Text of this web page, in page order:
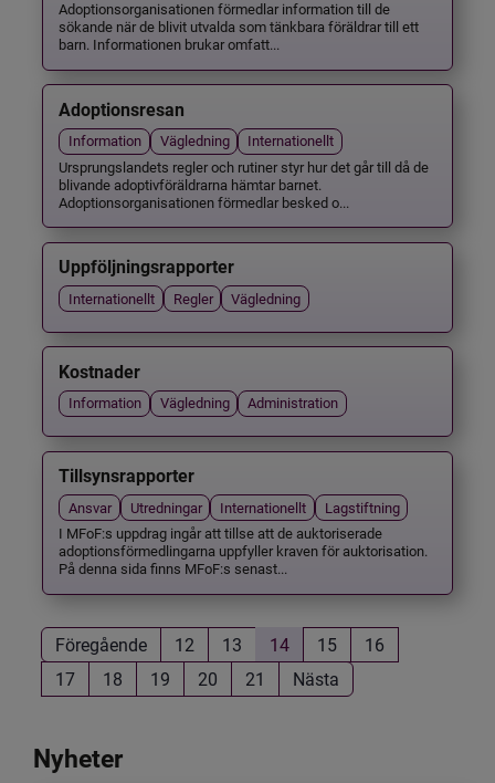
Adoptionsorganisationen förmedlar information till de
sökande när de blivit utvalda som tänkbara föräldrar till ett
barn. Informationen brukar omfatt...
Adoptionsresan
Information Vägledning
Internationellt
Ursprungslandets regler och rutiner styr hur det går till då de
blivande adoptivföräldrarna hämtar barnet.
Adoptionsorganisationen förmedlar besked o...
Uppföljningsrapporter
Internationellt Regler Vägledning
Kostnader
Information Vägledning Administration
Tillsynsrapporter
Ansvar Utredningar Internationellt
Lagstiftning
I MFoF:s uppdrag ingår att tillse att de auktoriserade
adoptionsförmedlingarna uppfyller kraven för auktorisation.
På denna sida finns MFoF:s senast...
Föregående 12 13 14 15
16
17
18 19 20 21 Nästa
Nyheter